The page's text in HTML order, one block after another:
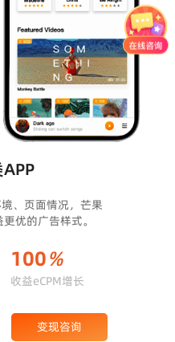
、页面情况，芒果
优的广告样式。
100%
收益eCPM增长
变现咨询